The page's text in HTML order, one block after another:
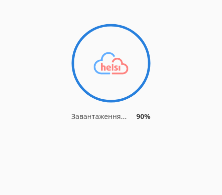
Завантаження... 90%